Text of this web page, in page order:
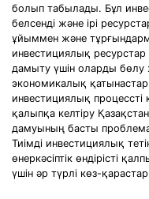
болып табылады. Бұл
белсенді және ірі
ұйыммен және
инвестициялық ресурстар
дамыту үшін оларды бөлу
экономикалық
инвестициялық
қалыпқа келтіру
дамуының басты
Тиімді инвестициялық
өнеркәсіптік өндірісті
үшін әр түрлі көз-